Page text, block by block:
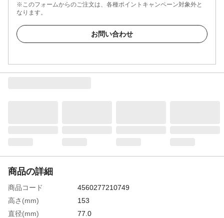
※このフォームからのご注文は、各種ポイントキャンペーン対象外と
なります。
お問い合わせ
商品の詳細
商品コード
4560277210749
高さ(mm)
153
直径(mm)
77.0